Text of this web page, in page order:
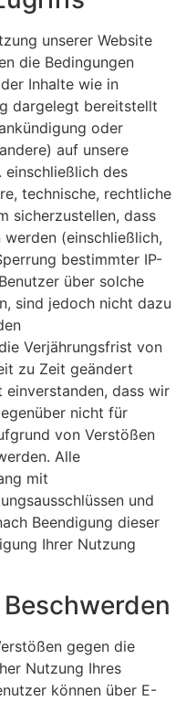
unserer Website
die Bedingungen
Inhalte wie in
dargelegt bereitstellt
oder
auf unsere
einschließlich des
technische, rechtliche
sicherzustellen, dass
(einschließlich,
bestimmter IP-
über solche
sind jedoch nicht dazu
Verjährungsfrist von
zu Zeit geändert
einverstanden, dass wir
nicht für
von Verstößen
Alle
mit
und
Beendigung dieser
Ihrer Nutzung
gegen die
Nutzung Ihres
können über E-